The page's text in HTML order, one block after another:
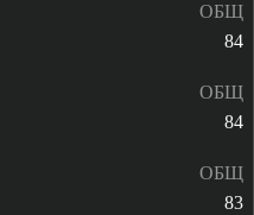
ОБЩ
84
ОБЩ
84
ОБЩ
83